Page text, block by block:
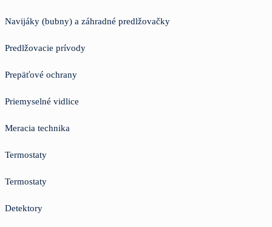
Navijáky (bubny) a záhradné predlžovačky
Predlžovacie prívody
Prepäťové ochrany
Priemyselné vidlice
Meracia technika
Termostaty
Termostaty
Detektory